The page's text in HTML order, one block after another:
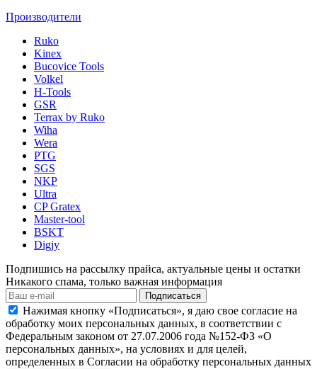
Производители
Ruko
Kinex
Bucovice Tools
Volkel
H-Tools
GSR
Terrax by Ruko
Wiha
Wera
PTG
SGS
NKP
Ultra
CP Gratex
Master-tool
BSKT
Digjy
Подпишись на рассылку прайса, актуальные цены и остатки
Никакого спама, только важная информация
Подписаться
Нажимая кнопку «Подписаться», я даю свое согласие на
обработку моих персональных данных, в соответствии с
Федеральным законом от 27.07.2006 года №152-ФЗ «О
персональных данных», на условиях и для целей,
определенных в Согласии на обработку персональных данных